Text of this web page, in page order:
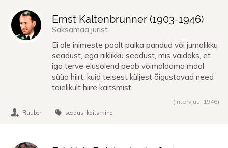
Ernst Kaltenbrunner (1903-1946)
Saksamaa jurist
Ei ole inimeste poolt paika pandud või jumalikku
seadust, ega riiklikku seadust, mis väidaks, et
iga terve elusolend peab võimaldama maol
süüa hiirt, kuid teisest küljest õigustavad need
täielikult hiire kaitsmist.
(Intervjuu, 1946)
Ruuben seadus kaitsmine